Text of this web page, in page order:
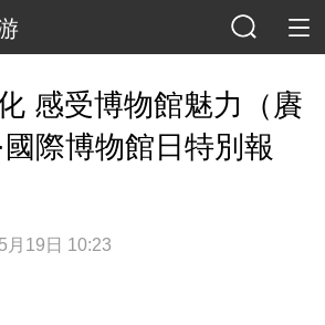
感受博物館魅力（賡
際博物館日特別報
月19日 10:23